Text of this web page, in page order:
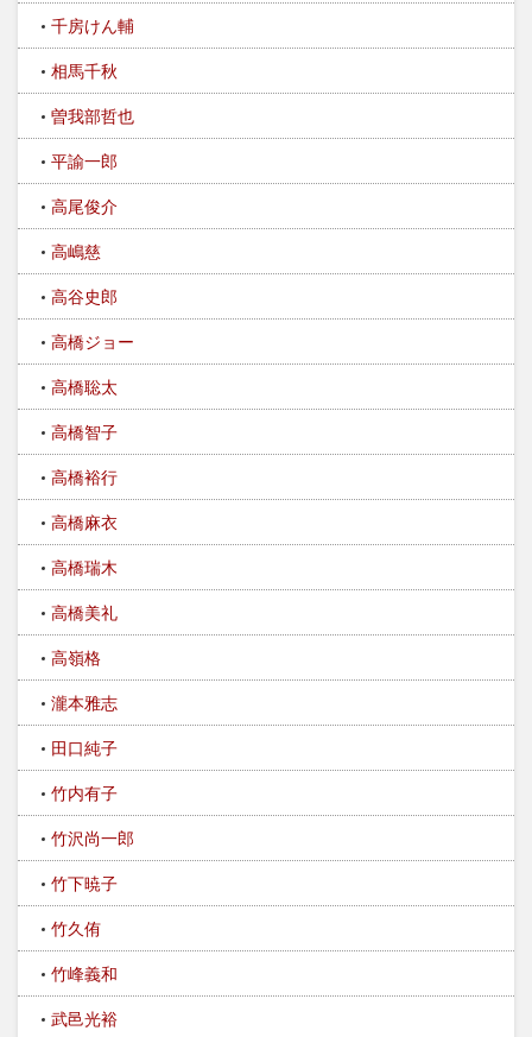
千房けん輔
相馬千秋
曽我部哲也
平諭一郎
高尾俊介
高嶋慈
高谷史郎
高橋ジョー
高橋聡太
高橋智子
高橋裕行
高橋麻衣
高橋瑞木
高橋美礼
高嶺格
瀧本雅志
田口純子
竹内有子
竹沢尚一郎
竹下暁子
竹久侑
竹峰義和
武邑光裕